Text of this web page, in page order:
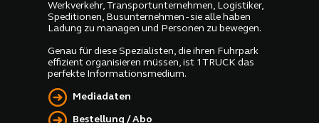
Werkverkehr, Transportunternehmen, Logistiker,
Speditionen, Busunternehmen - sie alle haben
Ladung zu managen und Personen zu bewegen.
Genau für diese Spezialisten, die ihren Fuhrpark
effizient organisieren müssen, ist 1TRUCK das
perfekte Informationsmedium.
Mediadaten
Bestellung / Abo